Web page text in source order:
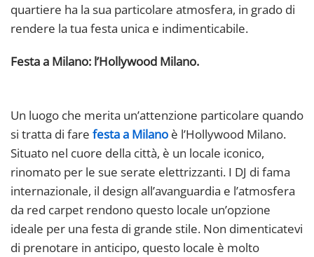
quartiere ha la sua particolare atmosfera, in grado di
rendere la tua festa unica e indimenticabile.
Festa a Milano: l’Hollywood Milano.
Un luogo che merita un’attenzione particolare quando
si tratta di fare festa a Milano è l’Hollywood Milano.
Situato nel cuore della città, è un locale iconico,
rinomato per le sue serate elettrizzanti. I DJ di fama
internazionale, il design all’avanguardia e l’atmosfera
da red carpet rendono questo locale un’opzione
ideale per una festa di grande stile. Non dimenticatevi
di prenotare in anticipo, questo locale è molto